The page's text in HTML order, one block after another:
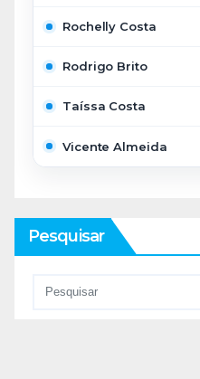
Rochelly Costa
Rodrigo Brito
Taíssa Costa
Vicente Almeida
Pesquisar